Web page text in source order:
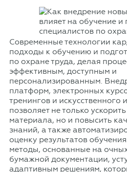
Современные технологии
подходы к обучению и
по охране труда, делая
эффективным, доступным и
персонализированным.
платформ, электронных
тренингов и искусственного
позволяет не только
материала, но и повысить
знаний, а также
оценку результатов
методы, основанные на
бумажной документации,
адаптивным решениям,